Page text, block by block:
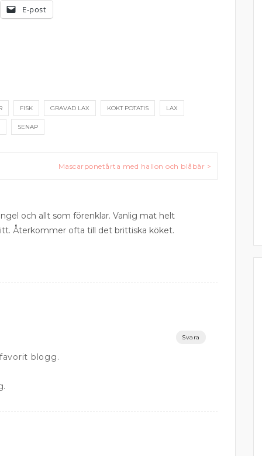
E-post
FISK GRAVAD LAX KOKT POTATIS LAX
SENAP
Mascarponetårta med hallon och blåbär >
och allt som förenklar. Vanlig mat helt
Återkommer ofta till det brittiska köket.
Svara
blogg.